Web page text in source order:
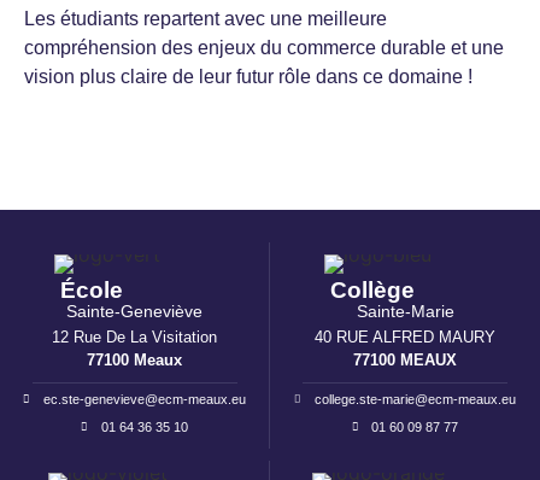
Les étudiants repartent avec une meilleure
compréhension des enjeux du commerce durable et une
vision plus claire de leur futur rôle dans ce domaine !
École
Sainte-Geneviève
12 Rue De La Visitation
77100 Meaux
ec.ste-genevieve@ecm-meaux.eu
01 64 36 35 10
Collège
Sainte-Marie
40 RUE ALFRED MAURY
77100 MEAUX
college.ste-marie@ecm-meaux.eu
01 60 09 87 77